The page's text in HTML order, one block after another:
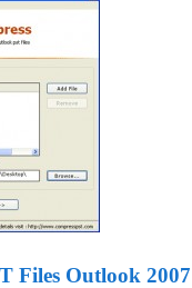
Files Outlook 2007